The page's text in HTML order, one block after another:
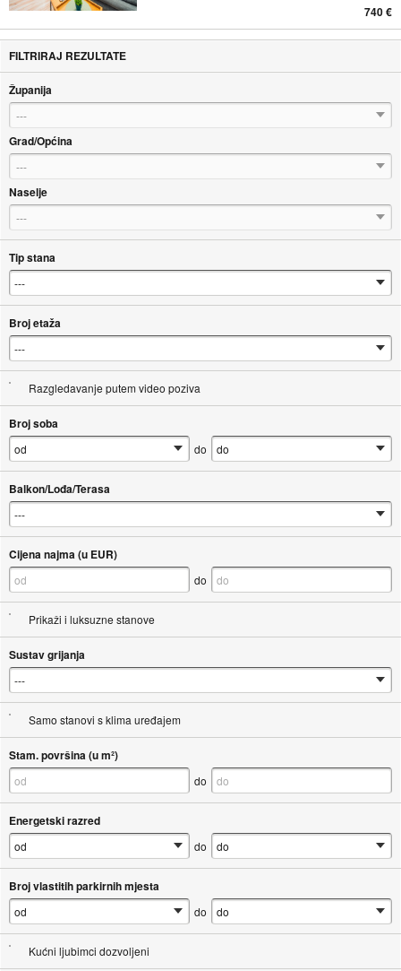
740 €
FILTRIRAJ REZULTATE
Županija
---
Grad/Općina
---
Naselje
---
Tip stana
Broj etaža
Razgledavanje putem video poziva
Broj soba
do
Balkon/Lođa/Terasa
Cijena najma (u EUR)
do
Prikaži i luksuzne stanove
Sustav grijanja
Samo stanovi s klima uređajem
Stam. površina (u m²)
do
Energetski razred
do
Broj vlastitih parkirnih mjesta
do
Kućni ljubimci dozvoljeni